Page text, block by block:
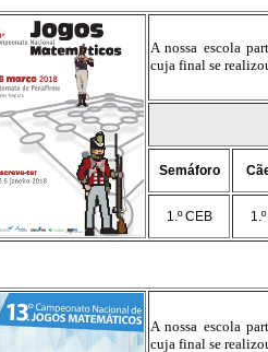
A nossa escola
cuja final se
Semáforo
1.º CEB
A nossa escola
cuja final se